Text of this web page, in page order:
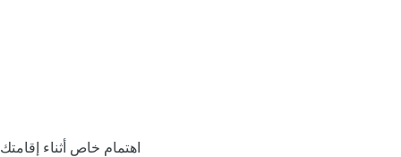
اهتمام خاص أثناء إقامتك